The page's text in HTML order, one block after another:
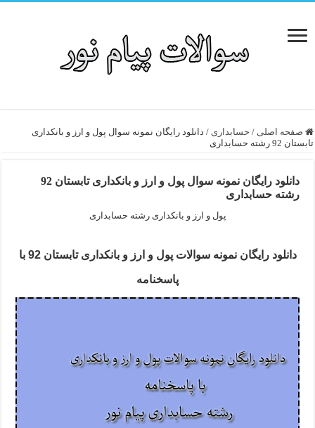
صفحه اصلی / حسابداری / دانلود رایگان نمونه سوال پول و ارز و بانکداری
تابستان 92 رشته حسابداری
دانلود رایگان نمونه سوال پول و ارز و بانکداری تابستان 92
رشته حسابداری
پول و ارز و بانکداری رشته حسابداری
دانلود رایگان نمونه سوالات پول و ارز و بانکداری تابستان 92 با
پاسخنامه